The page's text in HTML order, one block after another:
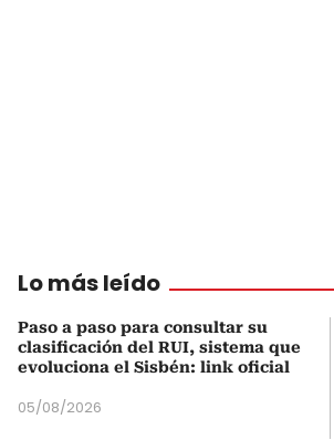
Lo más leído
Paso a paso para consultar su
clasificación del RUI, sistema que
evoluciona el Sisbén: link oficial
05/08/2026